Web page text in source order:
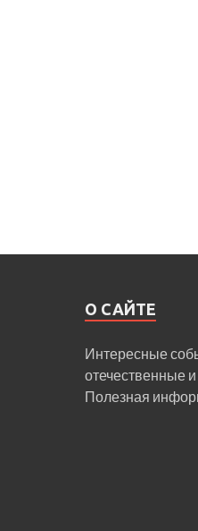
О САЙТЕ
Интересные
отечественные
Полезная